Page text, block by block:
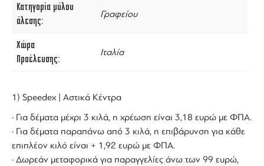
Κατηγορία μύλου
άλεσης
Γραφείου
Χώρα
Προέλευσης
Ιταλία
1) Speedex | Αστικά Κέντρα
· Για δέματα μέχρι 3 κιλά, η χρέωση είναι 3,18 ευρώ με ΦΠΑ.
· Για δέματα παραπάνω από 3 κιλά, η επιβάρυνση για κάθε
επιπλέον κιλό είναι + 1,92 ευρώ με ΦΠΑ.
· Δωρεάν μεταφορικά για παραγγελίες άνω των 99 ευρώ,